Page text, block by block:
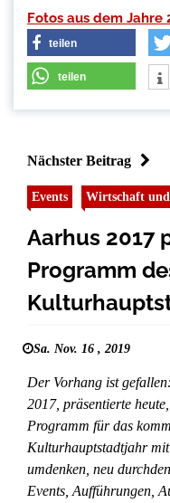
Fotos aus dem Jahre
teilen
teilen
Nächster Beitrag
Events Wirtschaft
Aarhus 2017
Programm
Sa. Nov. 16 , 2019
Der Vorhang ist
2017, präsentierte
Programm für das
Kulturhauptstadtjahr
umdenken, neu
Events, Aufführungen,